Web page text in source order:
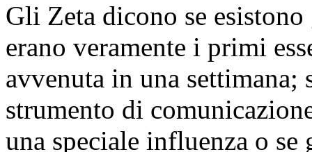
Gli Zeta dicono se
erano veramente i primi
avvenuta in una settimana;
strumento di
una speciale influenza o